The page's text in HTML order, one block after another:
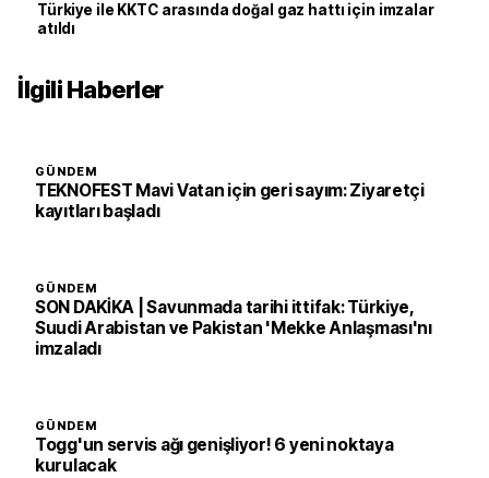
Türkiye ile KKTC arasında doğal gaz hattı için imzalar
atıldı
İlgili Haberler
GÜNDEM
TEKNOFEST Mavi Vatan için geri sayım: Ziyaretçi
kayıtları başladı
GÜNDEM
SON DAKİKA | Savunmada tarihi ittifak: Türkiye,
Suudi Arabistan ve Pakistan 'Mekke Anlaşması'nı
imzaladı
GÜNDEM
Togg'un servis ağı genişliyor! 6 yeni noktaya
kurulacak